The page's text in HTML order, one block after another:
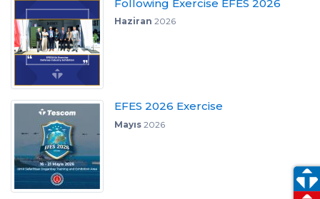
Following Exercise EFES 2026
Haziran 2026
EFES 2026 Exercise
Mayıs2026